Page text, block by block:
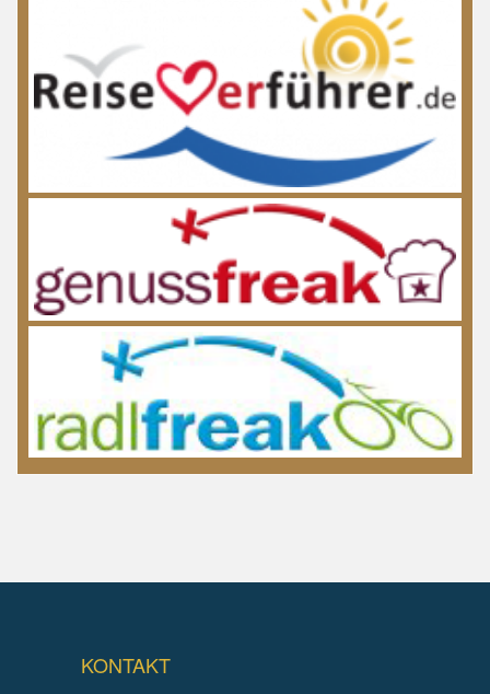
KONTAKT